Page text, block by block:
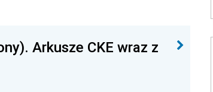
Arkusze CKE wraz z